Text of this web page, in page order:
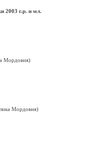
2003 г.р. и мл.
Мордовия)
Мордовия)